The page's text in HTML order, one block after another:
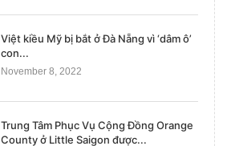
Việt kiều Mỹ bị bắt ở Đà Nẵng vì ‘dâm ô’
con...
November 8, 2022
Trung Tâm Phục Vụ Cộng Đồng Orange
County ở Little Saigon được...